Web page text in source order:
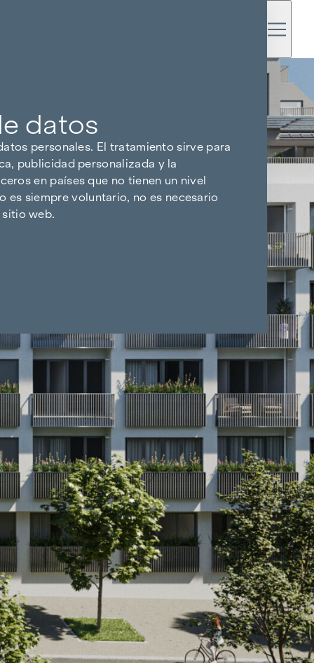
datos
personales. El tratamiento sirve para
publicidad personalizada y la
en países que no tienen un nivel
es siempre voluntario, no es necesario
web.